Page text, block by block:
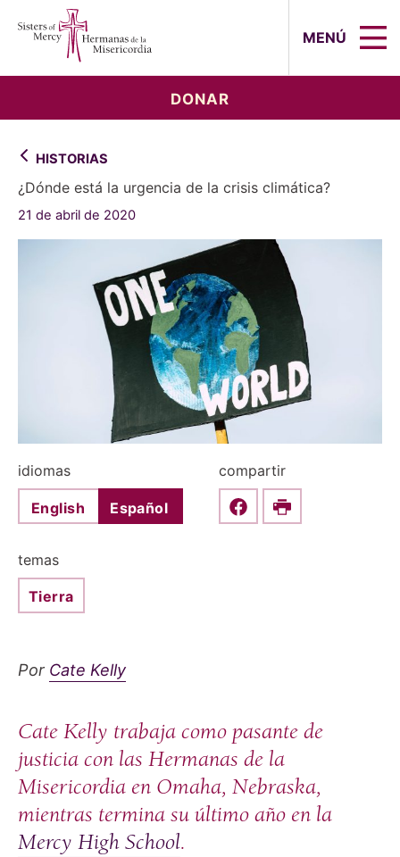
MENÚ
DONAR
HISTORIAS
¿Dónde está la urgencia de la crisis climática?
21 de abril de 2020
idiomas
English Español
compartir
Share this on Facebook
Print
temas
Tierra
Por Cate Kelly
Cate Kelly trabaja como pasante de
justicia con las Hermanas de la
Misericordia en Omaha, Nebraska,
mientras termina su último año en la
Mercy High School.